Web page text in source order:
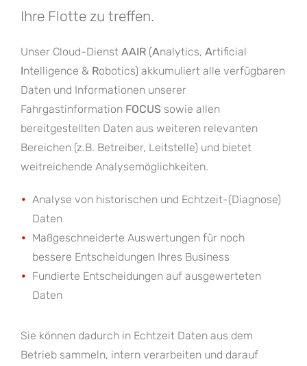
Ihre Flotte zu treffen.
Unser Cloud-Dienst AAIR (Analytics, Artificial
Intelligence & Robotics) akkumuliert alle verfügbaren
Daten und Informationen unserer
Fahrgastinformation FOCUS sowie allen
bereitgestellten Daten aus weiteren relevanten
Bereichen (z.B. Betreiber, Leitstelle) und bietet
weitreichende Analysemöglichkeiten.
Analyse von historischen und Echtzeit-(Diagnose)
Daten
Maßgeschneiderte Auswertungen für noch
bessere Entscheidungen Ihres Business
Fundierte Entscheidungen auf ausgewerteten
Daten
Sie können dadurch in Echtzeit Daten aus dem
Betrieb sammeln, intern verarbeiten und darauf